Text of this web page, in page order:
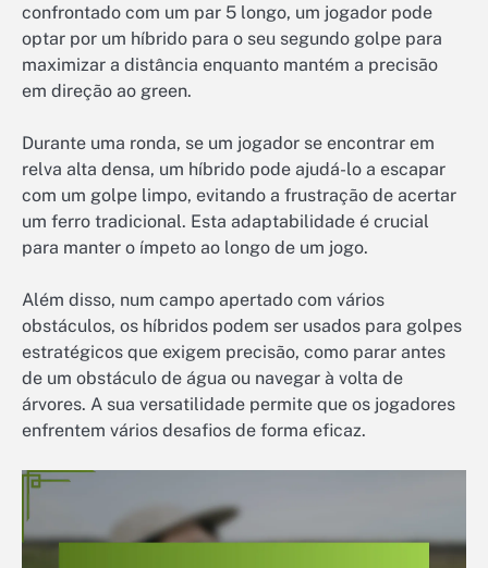
confrontado com um par 5 longo, um jogador pode
optar por um híbrido para o seu segundo golpe para
maximizar a distância enquanto mantém a precisão
em direção ao green.
Durante uma ronda, se um jogador se encontrar em
relva alta densa, um híbrido pode ajudá-lo a escapar
com um golpe limpo, evitando a frustração de acertar
um ferro tradicional. Esta adaptabilidade é crucial
para manter o ímpeto ao longo de um jogo.
Além disso, num campo apertado com vários
obstáculos, os híbridos podem ser usados para golpes
estratégicos que exigem precisão, como parar antes
de um obstáculo de água ou navegar à volta de
árvores. A sua versatilidade permite que os jogadores
enfrentem vários desafios de forma eficaz.